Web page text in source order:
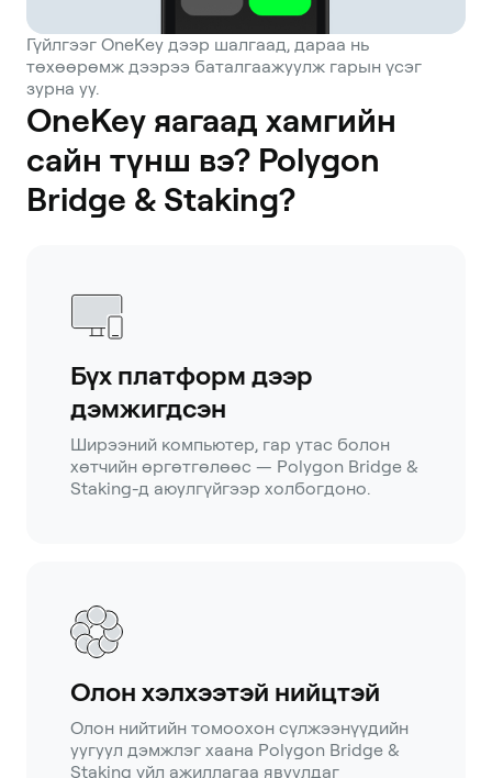
Гүйлгээг OneKey дээр шалгаад, дараа нь
төхөөрөмж дээрээ баталгаажуулж гарын үсэг
зурна уу.
OneKey яагаад хамгийн
сайн түнш вэ? Polygon
Bridge & Staking?
Бүх платформ дээр
дэмжигдсэн
Ширээний компьютер, гар утас болон
хөтчийн өргөтгөлөөс — Polygon Bridge &
Staking-д аюулгүйгээр холбогдоно.
Олон хэлхээтэй нийцтэй
Олон нийтийн томоохон сүлжээнүүдийн
уугуул дэмжлэг хаана Polygon Bridge &
Staking үйл ажиллагаа явуулдаг